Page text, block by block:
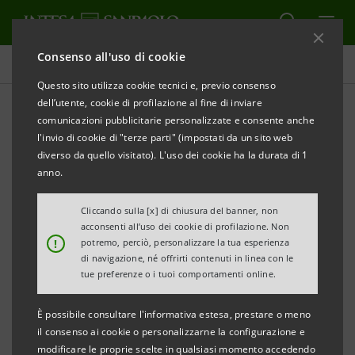
Consenso all'uso di cookie
Questo sito utilizza cookie tecnici e, previo consenso
dell’utente, cookie di profilazione al fine di inviare
comunicazioni pubblicitarie personalizzate e consente anche
l'invio di cookie di "terze parti" (impostati da un sito web
diverso da quello visitato). L'uso dei cookie ha la durata di 1
anno.
!
Cliccando sulla [x] di chiusura del banner, non
acconsenti all’uso dei cookie di profilazione. Non
potremo, perciò, personalizzare la tua esperienza
di navigazione, né offrirti contenuti in linea con le
tue preferenze o i tuoi comportamenti online.
È possibile consultare l'informativa estesa, prestare o meno
il consenso ai cookie o personalizzarne la configurazione e
modificare le proprie scelte in qualsiasi momento accedendo
Comunicati stampa
STAMPA AGGIORNA
COMUNICATO STAMPA
INTESA SANPAOLO SOSTIENE IL PROGETTO
Il progetto vuole supportare l’inclusione
lavorativa per donne vulnerabili a Verona
per far tornare a splendere i talenti al
femminile.
L’iniziativa è sostenuta da Intesa Sanpaolo,
in collaborazione con Fondazione CESVI,